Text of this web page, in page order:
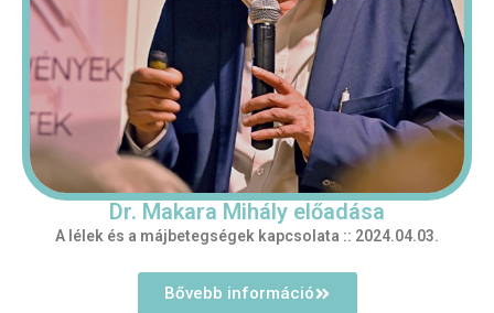
Dr. Makara Mihály előadása
A lélek és a májbetegségek kapcsolata :: 2024.04.03.
Bővebb információ